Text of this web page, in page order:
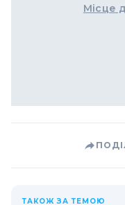
Місце
ТАКОЖ ЗА ТЕМОЮ